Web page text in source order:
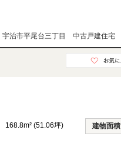
宇治市平尾台三丁目 中古戸建住宅
168.8m² (51.06坪) 建物面積